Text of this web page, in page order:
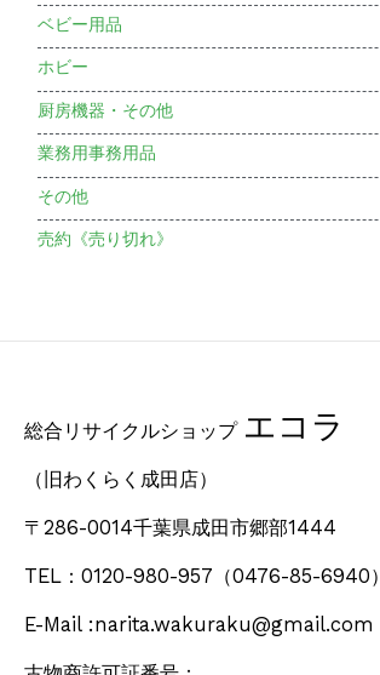
ベビー用品
ホビー
厨房機器・その他
業務用事務用品
その他
売約《売り切れ》
総合リサイクルショップ エコラ
（旧わくらく成田店）
〒286-0014千葉県成田市郷部1444
TEL：0120-980-957 （0476-85-6940）
E-Mail :narita.wakuraku@gmail.com